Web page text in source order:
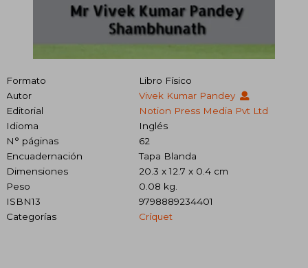
Formato
Libro Físico
Autor
Vivek Kumar Pandey
Editorial
Notion Press Media Pvt Ltd
Idioma
Inglés
N° páginas
62
Encuadernación
Tapa Blanda
Dimensiones
20.3 x 12.7 x 0.4 cm
Peso
0.08 kg.
ISBN13
9798889234401
Categorías
Críquet